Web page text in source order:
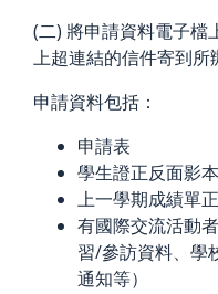
(二) 將申請資料電子檔
上超連結的信件寄到所
申請資料包括：
申請表
學生證正反面影
上一學期成績單
有國際交流活動
習/參訪資料、學
通知等）